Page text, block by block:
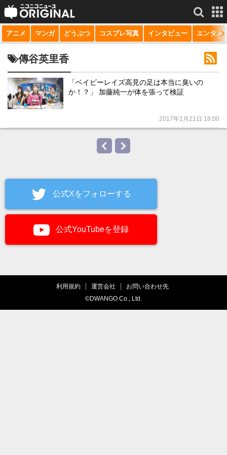
サービス一覧 もっと見る
niconico
動画
生放送
ニコニコQ
アニメ マンガ どうぶつ コスプレ写真 インタビュー エンタメ
傳谷英里香
「ベイビーレイズ高見の足は本当に臭いの
か！？」 加藤純一が体を張って検証
2017年1月21日 18:00
公式Xをフォローする
公式YouTubeを登録
利用規約 運営会社
お問い合わせ先
©DWANGO Co., Ltd.